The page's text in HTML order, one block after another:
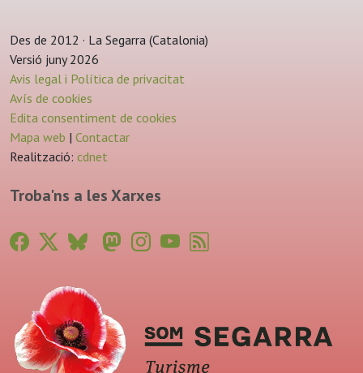
Des de 2012 · La Segarra (Catalonia)
Versió juny 2026
Avis legal i Política de privacitat
Avís de cookies
Edita consentiment de cookies
Mapa web | Contactar
Realització: cdnet
Troba'ns a les Xarxes